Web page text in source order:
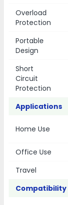
Overload
Protection
Portable
Design
Short
Circuit
Protection
Applications
Home Use
Office Use
Travel
Compatibility